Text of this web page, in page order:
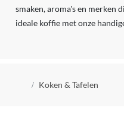
smaken, aroma's en merken
ideale koffie met onze
Kruimelpad
Koken & Tafelen